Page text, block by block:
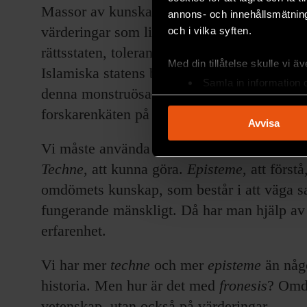
annons- och
och i vilka syften.
Med din tillåtelse skulle vi
Samla in information
Identifiera din enhet
Ta reda på mer om hur
Vi använder
sociala medier och
till de sociala medier och
med annan information som
Avvisa
Massor av kunskap består. Men framför
värderingar som ligger till grund för våra
rättsstaten, toleransen inför andra. Där vi
Islamiska statens besynnerliga kalifat, går
denna monstruösa makt bekämpas?
forskarenkäten på sidan 28). Entydiga
Vi måste använda vårt omdöme. Grekerna
Techne, att kunna göra. Episteme, att
omdömets kunskap, som består i att väga
fungerande mänskligt. Då har man hjälp
erfarenhet.
Vi har mer techne och mer episteme än
historia. Men hur är det med fronesis?